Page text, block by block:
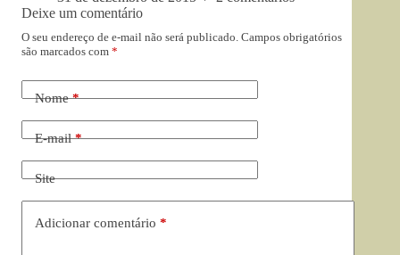
Deixe um comentário
O seu endereço de e-mail não será publicado. Campos obrigatórios
são marcados com *
Nome*
E-mail*
Site
Adicionar comentário *